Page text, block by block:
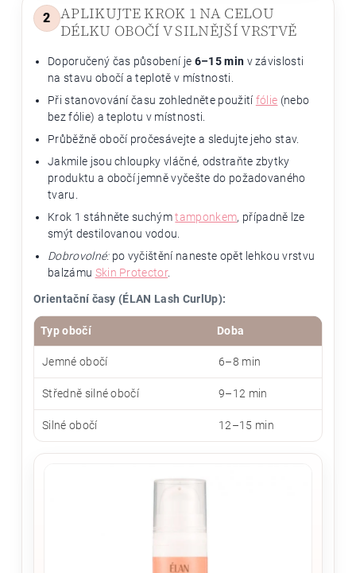
2
APLIKUJTE KROK 1 NA CELOU
DÉLKU OBOČÍ V SILNĚJŠÍ VRSTVĚ
Doporučený čas působení je 6–15 min v závislosti
na stavu obočí a teplotě v místnosti.
Při stanovování času zohledněte použití fólie (nebo
bez fólie) a teplotu v místnosti.
Průběžně obočí pročesávejte a sledujte jeho stav.
Jakmile jsou chloupky vláčné, odstraňte zbytky
produktu a obočí jemně vyčešte do požadovaného
tvaru.
Krok 1 stáhněte suchýmtamponkem, případně lze
smýt destilovanou vodou.
Dobrovolné:po vyčištění naneste opět lehkou vrstvu
balzámu Skin Protector.
Orientační časy (ÉLAN Lash CurlUp):
Typ obočí Doba
Jemné obočí 6–8 min
Středně silné obočí 9–12 min
Silné obočí 12–15 min